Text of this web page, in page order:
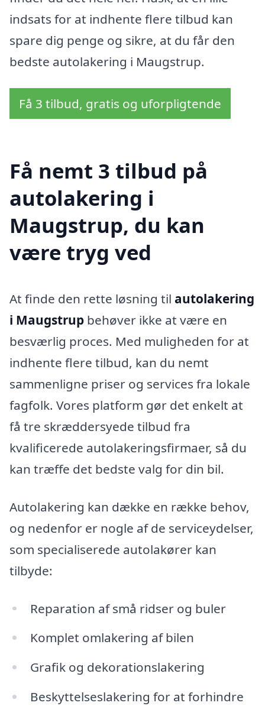
indsats for at indhente flere tilbud kan
spare dig penge og sikre, at du får den
bedste autolakering i Maugstrup.
Få 3 tilbud, gratis og uforpligtende
Få nemt 3 tilbud på
autolakering i
Maugstrup, du kan
være tryg ved
At finde den rette løsning til autolakering
i Maugstrup behøver ikke at være en
besværlig proces. Med muligheden for at
indhente flere tilbud, kan du nemt
sammenligne priser og services fra lokale
fagfolk. Vores platform gør det enkelt at
få tre skræddersyede tilbud fra
kvalificerede autolakeringsfirmaer, så du
kan træffe det bedste valg for din bil.
Autolakering kan dække en række behov,
og nedenfor er nogle af de serviceydelser,
som specialiserede autolakører kan
tilbyde:
Reparation af små ridser og buler
Komplet omlakering af bilen
Grafik og dekorationslakering
Beskyttelseslakering for at forhindre